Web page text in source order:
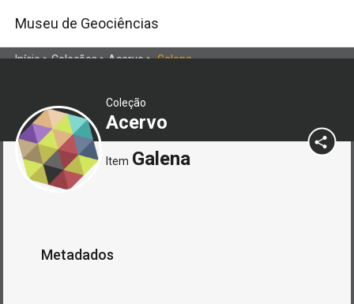
Museu de Geociências
Início>Coleções>Acervo>Galena
Coleção
Acervo
Item Galena
Metadados